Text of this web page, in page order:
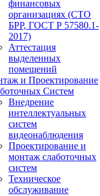
финансовых
организациях (СТО
БРР, ГОСТ Р 57580.1-
2017)
Аттестация
выделенных
помещений
и Проектирование
Систем
Внедрение
интеллектуальных
систем
видеонаблюдения
Проектирование и
монтаж слаботочных
систем
Техническое
обслуживание